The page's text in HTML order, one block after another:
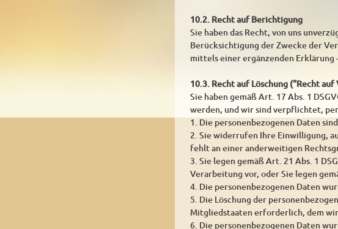
10.2. Recht auf Berichtigung
Sie haben das Recht, von uns
Berücksichtigung der Zwecke der
mittels einer ergänzenden Erklärung
10.3. Recht auf Löschung ("Recht
Sie haben gemäß Art. 17 Abs. 1
werden, und wir sind verpflichtet,
1. Die personenbezogenen Daten
2. Sie widerrufen Ihre Einwilligung,
fehlt an einer anderweitigen
3. Sie legen gemäß Art. 21 Abs. 1
Verarbeitung vor, oder Sie legen
4. Die personenbezogenen Daten
5. Die Löschung der
Mitgliedstaaten erforderlich, dem
6. Die personenbezogenen Daten